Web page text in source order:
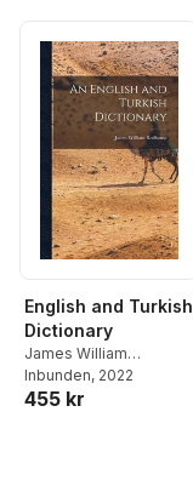
English and Turkish
Dictionary
James William
Redhouse
Inbunden, 2022
455 kr